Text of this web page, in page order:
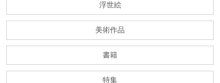
浮世絵
美術作品
書籍
特集